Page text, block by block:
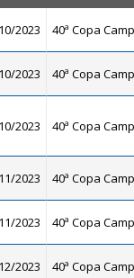
2023 40ª Copa
2023 40ª Copa
2023 40ª Copa
2023 40ª Copa
2023 40ª Copa
2023 40ª Copa